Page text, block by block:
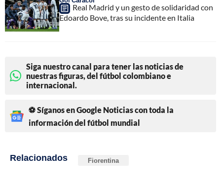
Real Madrid y un gesto de solidaridad con
Edoardo Bove, tras su incidente en Italia
Siga nuestro canal para tener las noticias de
nuestras figuras, del fútbol colombiano e
internacional.
⚽ Síganos en Google Noticias con toda la
información del fútbol mundial
Relacionados Fiorentina